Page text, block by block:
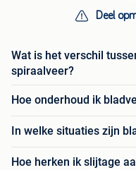
Deel
Wat is het verschil
spiraalveer?
Hoe onderhoud ik
In welke situaties zijn
Hoe herken ik slijtage